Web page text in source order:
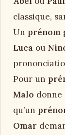
classique,
Un prénom
Luca ou
Pour un
Malo donne
qu’un
Omar